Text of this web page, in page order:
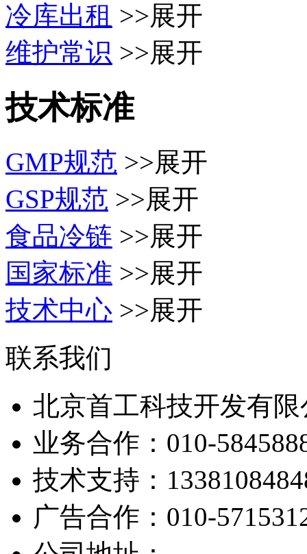
冷库出租 >>展开
维护常识 >>展开
技术标准
GMP规范 >>展开
GSP规范 >>展开
食品冷链 >>展开
国家标准 >>展开
技术中心 >>展开
联系我们
北京首工科技开发有限
业务合作： 010-
技术支持：
广告合作： 010-